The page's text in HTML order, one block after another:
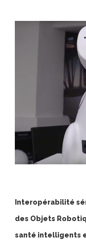
Interopérabilité
des Objets
santé intelligents